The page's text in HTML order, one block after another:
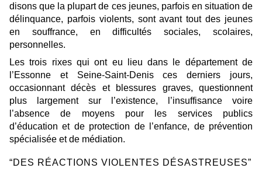
disons que la plupart de ces jeunes, parfois en situation de
délinquance, parfois violents, sont avant tout des jeunes
en souffrance, en difficultés sociales, scolaires,
personnelles.
Les trois rixes qui ont eu lieu dans le département de
l’Essonne et Seine-Saint-Denis ces derniers jours,
occasionnant décès et blessures graves, questionnent
plus largement sur l’existence, l’insuffisance voire
l’absence de moyens pour les services publics
d’éducation et de protection de l’enfance, de prévention
spécialisée et de médiation.
“DES RÉACTIONS VIOLENTES DÉSASTREUSES”